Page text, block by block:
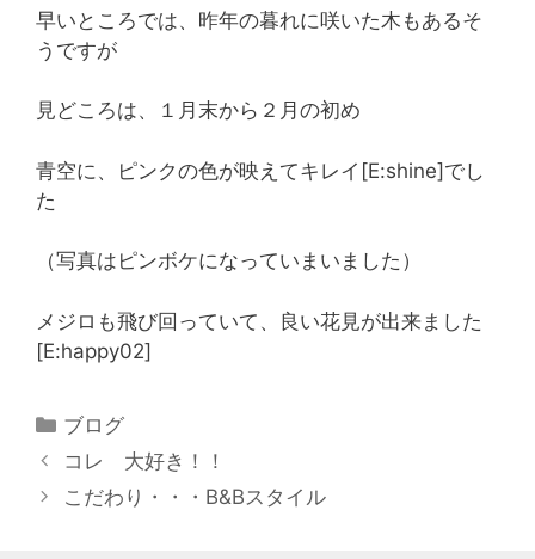
早いところでは、昨年の暮れに咲いた木もあるそ
うですが
見どころは、１月末から２月の初め
青空に、ピンクの色が映えてキレイ[E:shine]でし
た
（写真はピンボケになっていまいました）
メジロも飛び回っていて、良い花見が出来ました
[E:happy02]
ブログ
コレ 大好き！！
こだわり・・・B&Bスタイル